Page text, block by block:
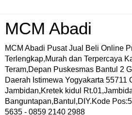
MCM Abadi
MCM Abadi Pusat Jual Beli Online
Terlengkap,Murah dan Terpercaya
Teram,Depan Puskesmas Bantul 2
Daerah Istimewa Yogyakarta 55711
Jambidan,Kretek kidul
Banguntapan,Bantul,DIY.Kode
5635 - 0859 2140 2988